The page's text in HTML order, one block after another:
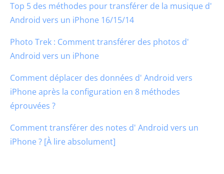
Top 5 des méthodes pour transférer de la musique d'
Android vers un iPhone 16/15/14
Photo Trek : Comment transférer des photos d'
Android vers un iPhone
Comment déplacer des données d' Android vers
iPhone après la configuration en 8 méthodes
éprouvées ?
Comment transférer des notes d' Android vers un
iPhone ? [À lire absolument]